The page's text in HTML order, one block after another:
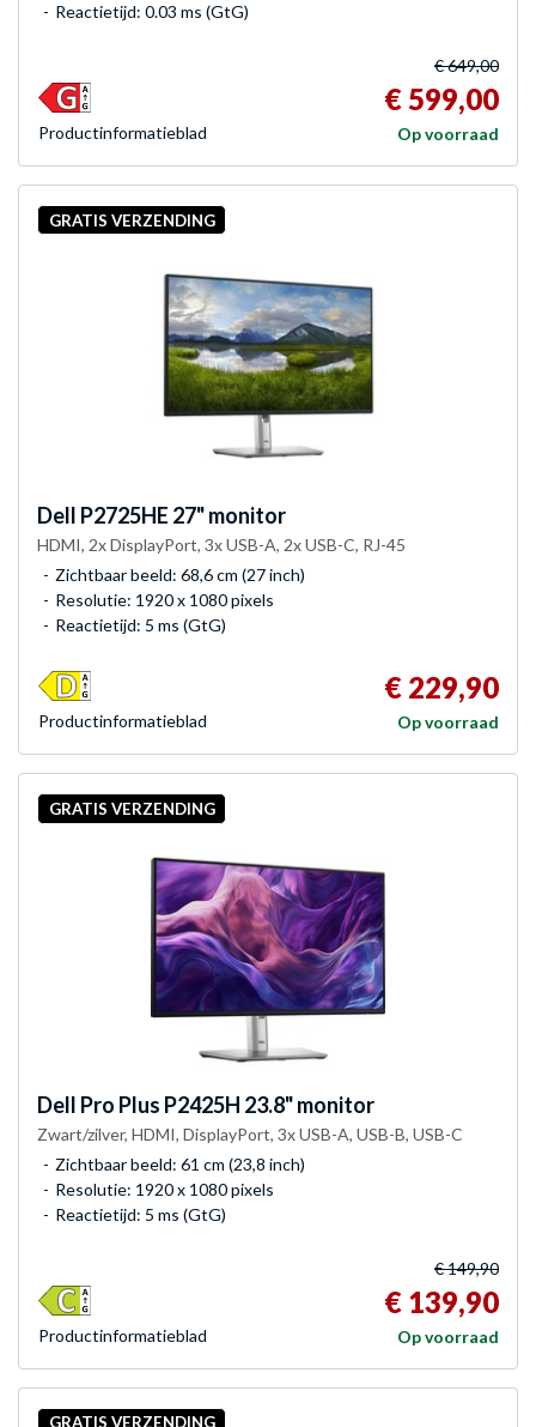
Reactietijd: 0.03 ms (GtG)
€ 649,00
€ 599,00
Op voorraad
Product­informatieblad
GRATIS VERZENDING
Dell P2725HE 27" monitor
HDMI, 2x DisplayPort, 3x USB-A, 2x USB-C, RJ-45
Zichtbaar beeld: 68,6 cm (27 inch)
Resolutie: 1920 x 1080 pixels
Reactietijd: 5 ms (GtG)
€ 229,90
Op voorraad
Product­informatieblad
GRATIS VERZENDING
Dell Pro Plus P2425H 23.8" monitor
Zwart/zilver, HDMI, DisplayPort, 3x USB-A, USB-B, USB-C
Zichtbaar beeld: 61 cm (23,8 inch)
Resolutie: 1920 x 1080 pixels
Reactietijd: 5 ms (GtG)
€ 149,90
€ 139,90
Op voorraad
Product­informatieblad
GRATIS VERZENDING